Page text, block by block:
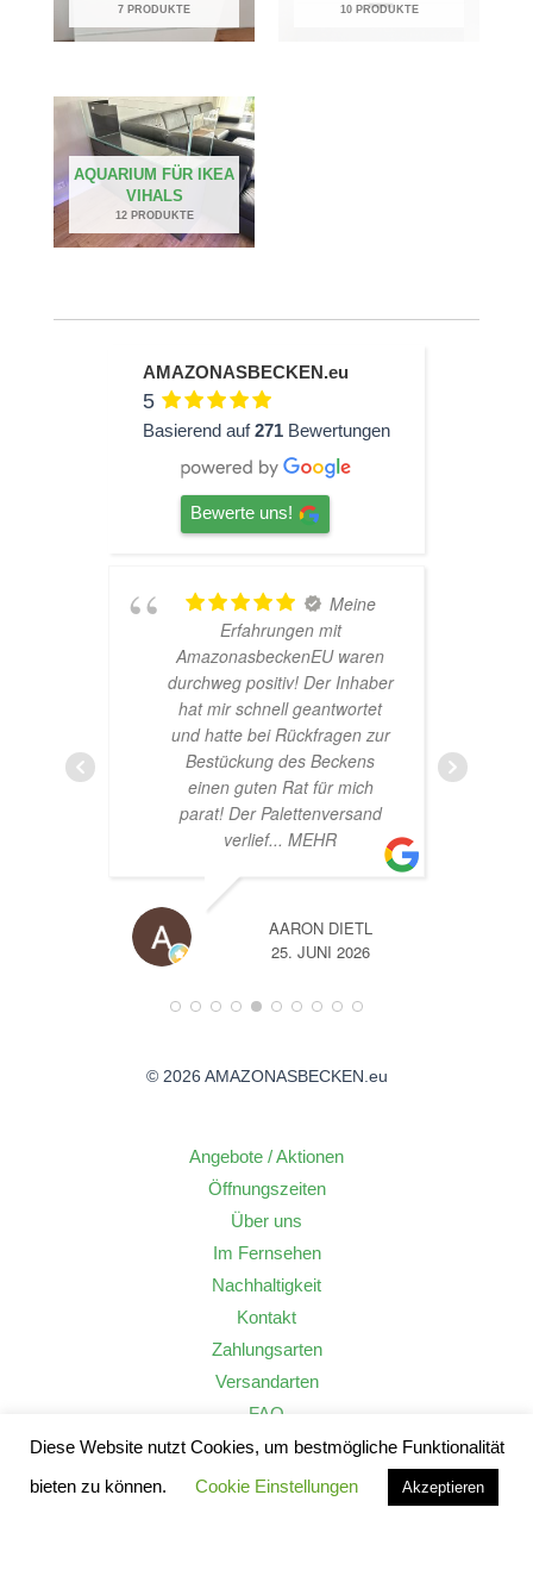
7 PRODUKTE 10 PRODUKTE
AQUARIUM FÜR IKEA
VIHALS
12 PRODUKTE
AMAZONASBECKEN.eu
5
Basierend auf271 Bewertungen
Bewerte uns!
Meine
Erfahrungen mit
AmazonasbeckenEU waren
durchweg positiv! Der Inhaber
hat mir schnell geantwortet
und hatte bei Rückfragen zur
Bestückung des Beckens
einen guten Rat für mich
parat! Der Palettenversand
verlief... MEHR
AARON DIETL
25. JUNI 2026
© 2026 AMAZONASBECKEN.eu
Angebote / Aktionen
Öffnungszeiten
Über uns
Im Fernsehen
Nachhaltigkeit
Kontakt
Zahlungsarten
Versandarten
FAQ
Widerrufsrecht
AGB
Diese Website nutzt Cookies, um bestmögliche Funktionalität
bieten zu können.
Cookie Einstellungen Akzeptieren